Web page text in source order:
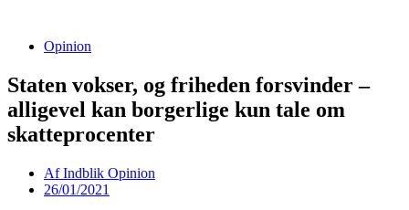
indholdOpinion
Staten vokser, og friheden forsvinder –
alligevel kan borgerlige kun tale om
skatteprocenter
AfIndblik Opinion
26/01/2021